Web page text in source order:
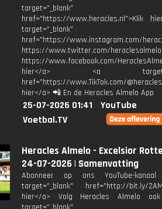
target="_blank"
href="https://www.heracles.nl">Klik
target="_blank"
href="https://www.instagram.com/
https://www.twitter.com/heraclesalmelo
https://www.facebook.com/
hier</a> <a
href="https://www.TikTok.com/
hier</a> 📲 En de Heracles Almelo App
25-07-2026 01:41
YouTube
Voetbal.TV
Heracles Almelo - Excelsior
24-07-2026 | Samenvatting
Abonneer op ons YouTube-
target="_blank" href="http://bit.ly/
hier</a> Volg Heracles Almelo